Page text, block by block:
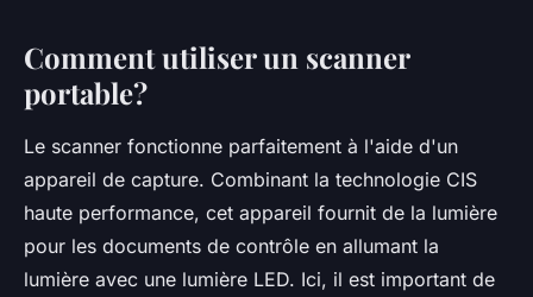
Comment choisir un scanner
portable ?
•5 octobre 2022•3 min de lecture
Comment utiliser un scanner
portable?
Le scanner fonctionne parfaitement à l'aide d'un
appareil de capture. Combinant la technologie CIS
haute performance, cet appareil fournit de la lumière
pour les documents de contrôle en allumant la
lumière avec une lumière LED. Ici, il est important de